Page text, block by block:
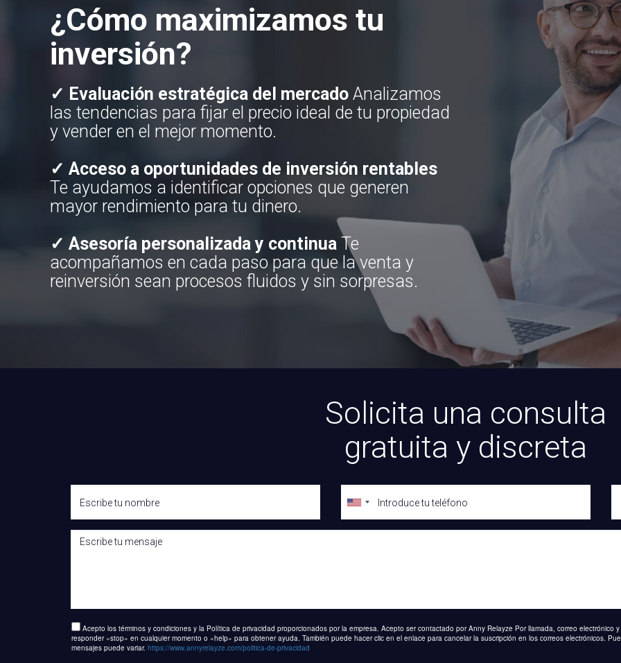
¿Cómo maximizamos tu
inversión?
✓ Evaluación estratégica del mercado Analizamos
las tendencias para fijar el precio ideal de tu propiedad
y vender en el mejor momento.
✓ Acceso a oportunidades de inversión rentables
Te ayudamos a identificar opciones que generen
mayor rendimiento para tu dinero.
✓ Asesoría personalizada y continua Te
acompañamos en cada paso para que la venta y
reinversión sean procesos fluidos y sin sorpresas.
Solicita una consulta
gratuita y discreta
Acepto los términos y condiciones y la Política de privacidad proporcionados por la empresa. Acepto ser contactado por Anny Relayze Por llamada, correo
responder «stop» en cualquier momento o «help» para obtener ayuda. También puede hacer clic en el enlace para cancelar la suscripción en los correos electrónicos.
mensajes puede variar. https://www.annyrelayze.com/politica-de-privacidad